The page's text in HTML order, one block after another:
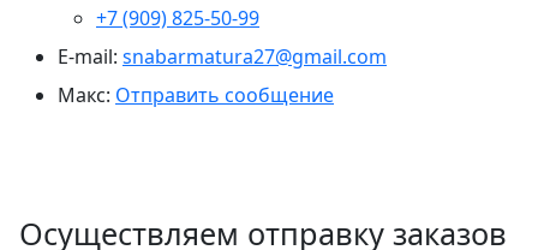
+7 (909) 825-50-99
E-mail: snabarmatura27@gmail.com
Макс: Отправить сообщение
Осуществляем отправку заказов